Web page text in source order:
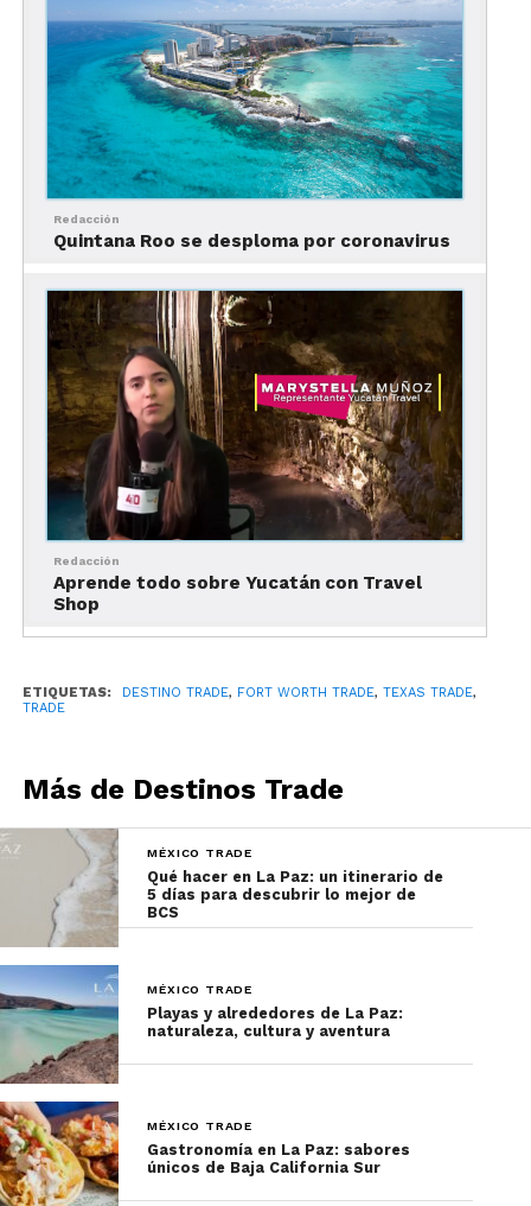
Foto: Whiskey Ranch
La ciudad, también es famosa por suwhiskey y
cuenta con experiencias imperdibles para entrar al
mundo de esta bebida.
Para sumergirte en su mundo, no puede faltar una
Company, la primera destilería de bourbon
artesanal y whiskey de Fort Worth y del norte de
Texas.
Otro sitio fundamental para disfrutar del Whiskey
The Whiskey Ranch. Esta destilería está situada
en el histórico campo de golf Glen Garden
Country Club y es la más grande de su tipo al
oeste del Mississippi, con más de 12,000 acres de
extensión. Cuenta con bar, salón para catas, tienda,
y áreas para reunión.
Redacción
Quintana Roo se desploma por coronavirus
Redacción
Aprende todo sobre Yucatán con Travel
Shop
ETIQUETAS: DESTINO TRADE, FORT WORTH TRADE, TEXAS TRADE,
TRADE
Más de Destinos Trade
MÉXICO TRADE
Qué hacer en La Paz: un itinerario de
5 días para descubrir lo mejor de
BCS
MÉXICO TRADE
Playas y alrededores de La Paz:
naturaleza, cultura y aventura
MÉXICO TRADE
Gastronomía en La Paz: sabores
únicos de Baja California Sur